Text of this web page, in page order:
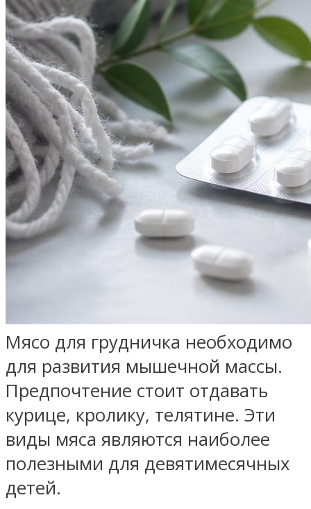
Мясо для грудничка необходимо
для развития мышечной массы.
Предпочтение стоит отдавать
курице, кролику, телятине. Эти
виды мяса являются наиболее
полезными для девятимесячных
детей.